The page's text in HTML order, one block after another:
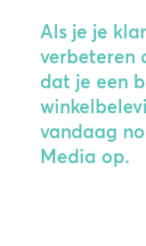
Als je je
verbeteren
dat je een
vandaag
Media op.